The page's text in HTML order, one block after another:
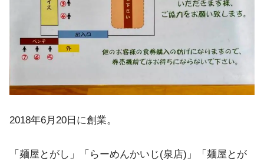
2018年6月20日に創業。
「麺屋とがし」「らーめんかいじ(泉店)」「麺屋とが